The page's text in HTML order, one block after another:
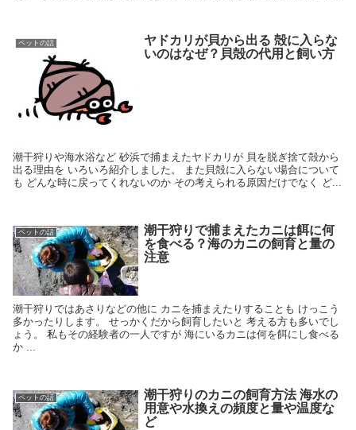
ペットの話
ヤドカリが貝から出る 殻に入らな
いのはなぜ？貝殻の代用と飼い方
潮干狩りや海水浴など 砂浜で捕まえたヤドカリが 貝を脱ぎ捨て殻から
出る理由を いろいろ紹介しました。 また貝殻に入らない場合について
も どんな時に戻ってくれないのか その考えられる原因だけでなく ど...
ペットの話
潮干狩りで捕まえたカニは餌に何
を食べる？海のカニの飼育と量の
注意
潮干狩りではあさりなどの他に カニを捕まえたりすることも けっこう
多かったりします。 せっかくだから飼育したいと 考える方も多いでし
ょう。 私もその経験者の一人ですが 海にいるカニは何を餌にし食べる
か ...
ペットの話
潮干狩りのカニの飼育方法 海水の
用意や水換えの頻度と量や温度な
ど